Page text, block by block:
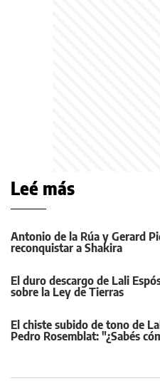
Leé más
Antonio de la Rúa y Gerard
reconquistar a Shakira
El duro descargo de Lali
sobre la Ley de Tierras
El chiste subido de tono de
Pedro Rosemblat: "¿Sabés